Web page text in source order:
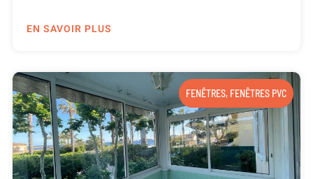
EN SAVOIR PLUS
FENÊTRES, FENÊTRES PVC